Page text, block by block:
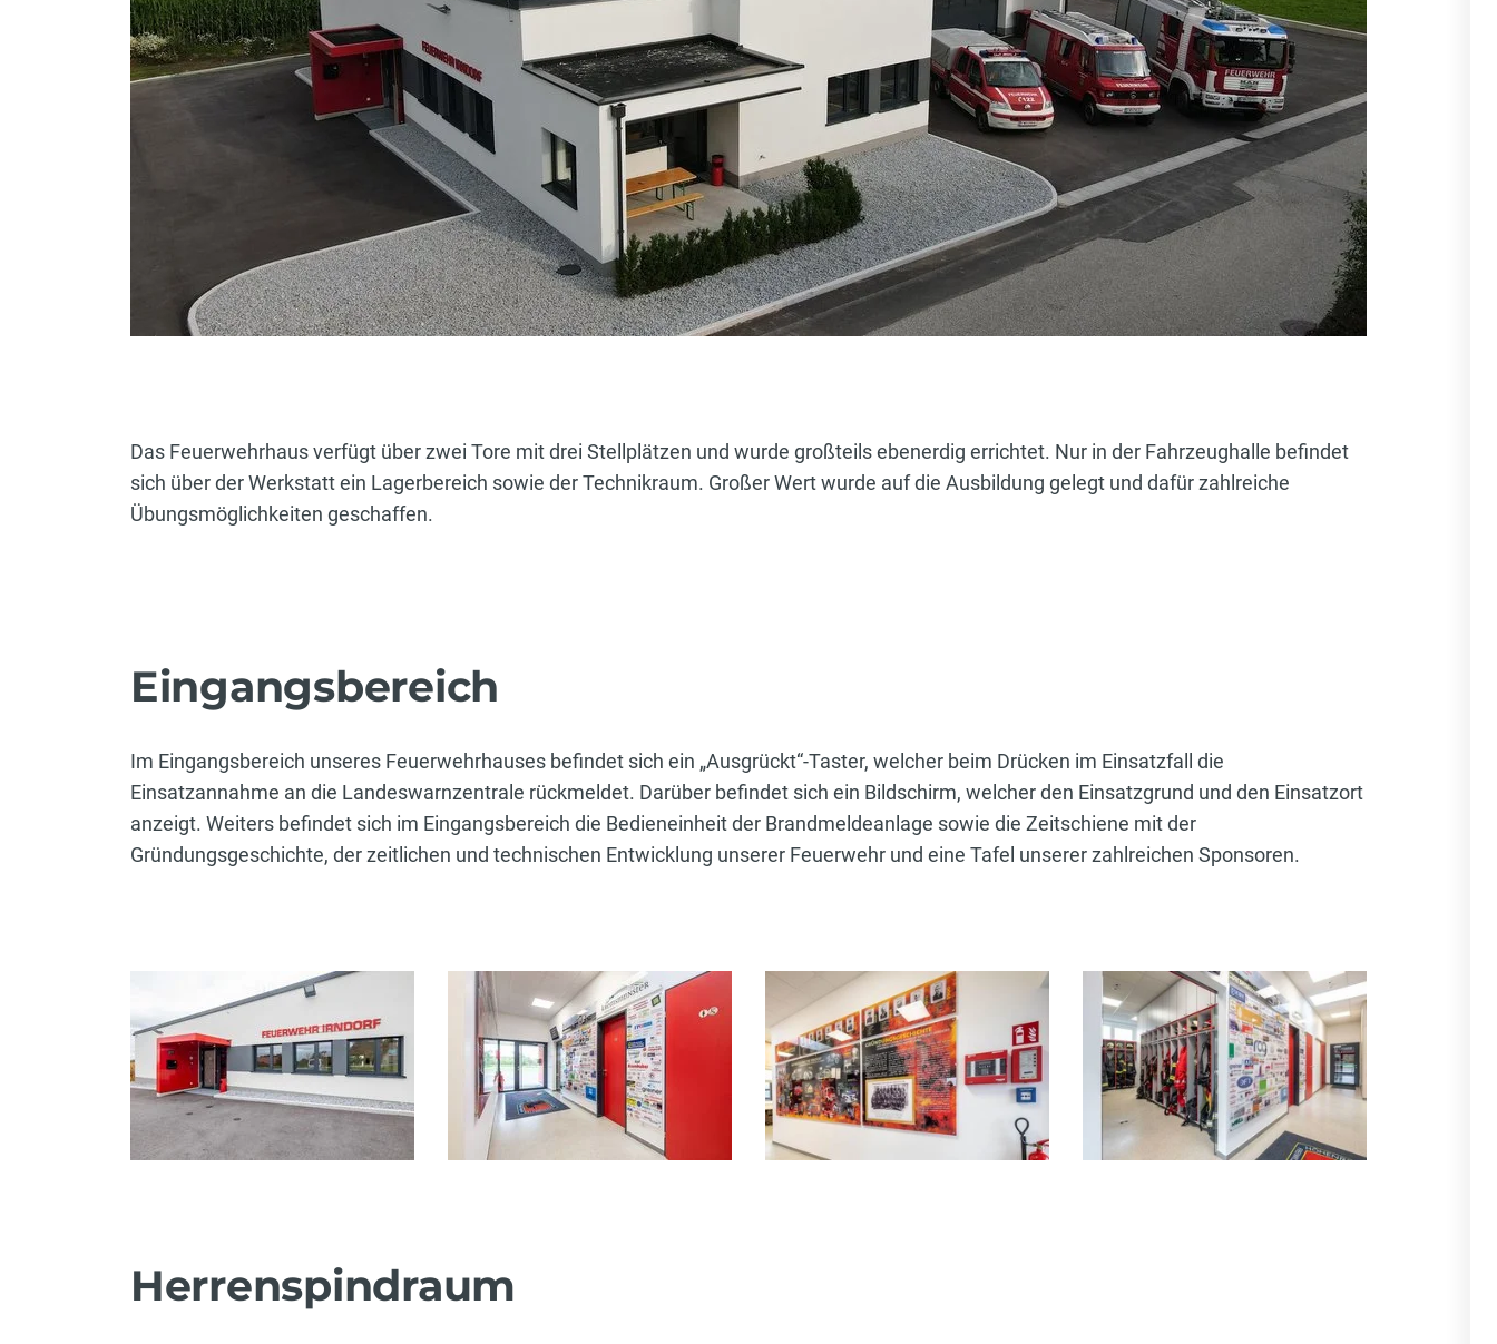
Das Feuerwehrhaus verfügt über zwei Tore mit drei Stellplätzen und wurde großteils ebenerdig errichtet. Nur in der Fahrzeughalle befindet
sich über der Werkstatt ein Lagerbereich sowie der Technikraum. Großer Wert wurde auf die Ausbildung gelegt und dafür zahlreiche
Übungsmöglichkeiten geschaffen.
Eingangsbereich
Im Eingangsbereich unseres Feuerwehrhauses befindet sich ein „Ausgrückt“-Taster, welcher beim Drücken im Einsatzfall die
Einsatzannahme an die Landeswarnzentrale rückmeldet. Darüber befindet sich ein Bildschirm, welcher den Einsatzgrund und den Einsatzort
anzeigt. Weiters befindet sich im Eingangsbereich die Bedieneinheit der Brandmeldeanlage sowie die Zeitschiene mit der
Gründungsgeschichte, der zeitlichen und technischen Entwicklung unserer Feuerwehr und eine Tafel unserer zahlreichen Sponsoren.
Herrenspindraum